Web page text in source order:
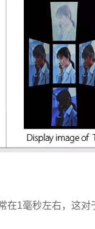
在1毫秒左右，这